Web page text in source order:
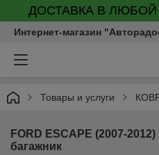
ДОСТАВКА В
Интернет-магазин
Товары и услуги
FORD ESCAPE (2007-
багажник